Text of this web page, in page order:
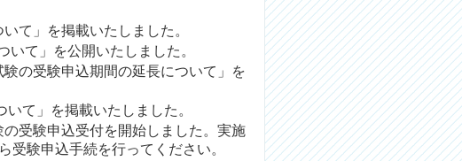
いて 」
を掲載いたしました。
いて 」を公開いたしました。
の受験申込期間の延長について 」を
いて 」を掲載いたしました。
受験申込受付を開始しました。 実施
受験申込手続を行ってください。